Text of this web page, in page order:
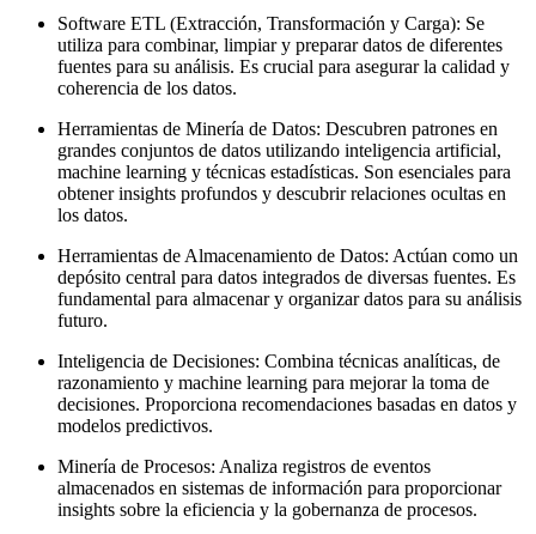
Software ETL (Extracción, Transformación y Carga): Se
utiliza para combinar, limpiar y preparar datos de diferentes
fuentes para su análisis. Es crucial para asegurar la calidad y
coherencia de los datos.
Herramientas de Minería de Datos: Descubren patrones en
grandes conjuntos de datos utilizando inteligencia artificial,
machine learning y técnicas estadísticas. Son esenciales para
obtener insights profundos y descubrir relaciones ocultas en
los datos.
Herramientas de Almacenamiento de Datos: Actúan como un
depósito central para datos integrados de diversas fuentes. Es
fundamental para almacenar y organizar datos para su análisis
futuro.
Inteligencia de Decisiones: Combina técnicas analíticas, de
razonamiento y machine learning para mejorar la toma de
decisiones. Proporciona recomendaciones basadas en datos y
modelos predictivos.
Minería de Procesos: Analiza registros de eventos
almacenados en sistemas de información para proporcionar
insights sobre la eficiencia y la gobernanza de procesos.